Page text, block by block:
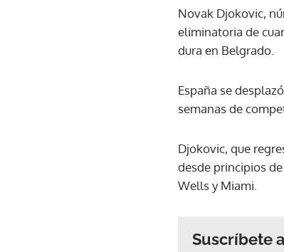
Novak Djokovic,
eliminatoria de
dura en Belgrado.
España se
semanas de
Djokovic, que
desde principios
Wells y Miami.
Suscríbete